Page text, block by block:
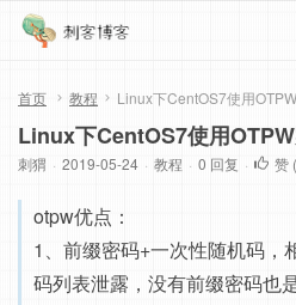
首页 教程 Linux下CentOS7使用
Linux下CentOS7使用
刺猬 · 2019-05-24 · 教程 · 0 回复 · 赞 (
otpw优点：
1、前缀密码+一次性随机码，
码列表泄露，没有前缀密码也